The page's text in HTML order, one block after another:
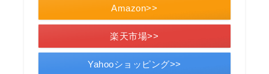
Amazon>>
楽天市場>>
Yahooショッピング>>